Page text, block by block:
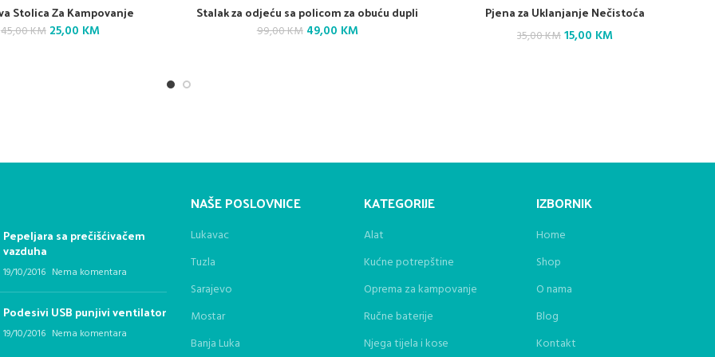
Stolica Za Kampovanje
45,00KM Original
25,00 KMCurrent
Stalak za odjeću sa policom za obuću dupli
99,00KM Original
49,00 KMCurrent
Pjena za Uklanjanje Nečistoća
35,00KM Original
15,00 KMCurrent
Pepeljara sa prečišćivačem
vazduha
19/10/2016 Nema komentara
Podesivi USB punjivi ventilator
19/10/2016 Nema komentara
NAŠE POSLOVNICE
Lukavac
Tuzla
Sarajevo
Mostar
Banja Luka
KATEGORIJE
Alat
Kućne potrepštine
Oprema za kampovanje
Ručne baterije
Njega tijela i kose
IZBORNIK
Home
Shop
O nama
Blog
Kontakt